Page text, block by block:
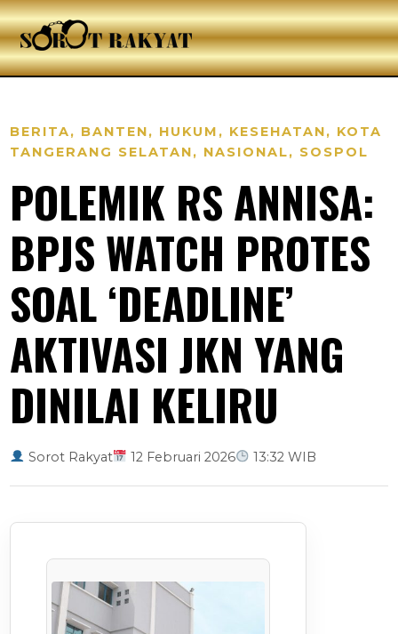
BERITA, BANTEN, HUKUM , KESEHATAN, KOTA
TANGERANG SELATAN, NASIONAL, SOSPOL
POLEMIK RS ANNISA:
BPJS WATCH PROTES
SOAL ‘DEADLINE’
AKTIVASI JKN YANG
DINILAI KELIRU
Sorot Rakyat 12 Februari 2026 13:32 WIB